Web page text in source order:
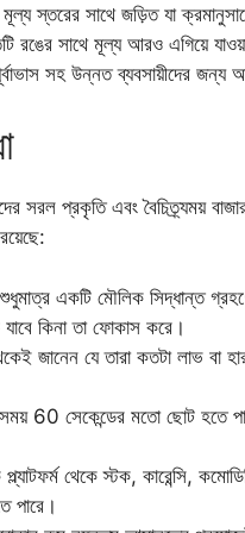
মূল্য স্তরের সাথে জড়িত যা
রঙের সাথে মূল্য আরও এগিয়ে
সহ উন্নত ব্যবসায়ীদের
সরল প্রকৃতি এবং বৈচিত্র্যময়
শুধুমাত্র একটি মৌলিক সিদ্ধান্ত
কিনা তা ফোকাস করে।
জানেন যে তারা কতটা লাভ বা
60 সেকেন্ডের মতো ছোট হতে
থেকে স্টক, কারেন্সি,
পারে।